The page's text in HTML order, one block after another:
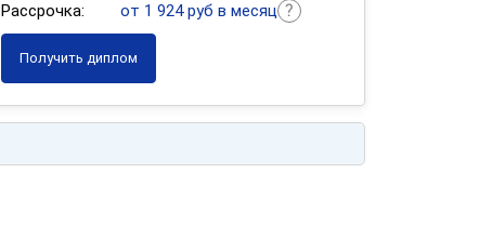
Рассрочка:
от 1 924 руб в месяц
Получить диплом